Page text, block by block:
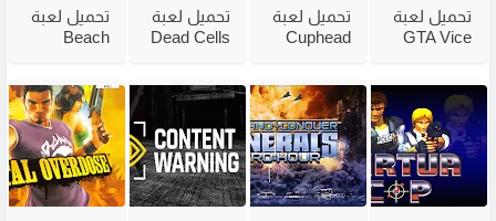
تحميل لعبة
GTA Vice
مضغوطة
من ميديا
فاير
تحميل لعبة
Cuphead
فاير بحجم
صغير
تحميل لعبة
Dead Cells
الاضافات
تحميل لعبة
Beach
من ميديا
فاير